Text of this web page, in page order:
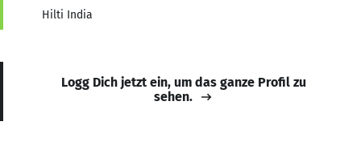
Hilti India
Logg Dich jetzt ein, um das ganze Profil zu
sehen.